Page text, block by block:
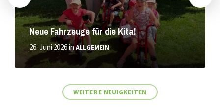
Neue Fahrzeuge für die Kita!
26. Juni 2026inALLGEMEIN
WEITERE NEUIGKEITEN